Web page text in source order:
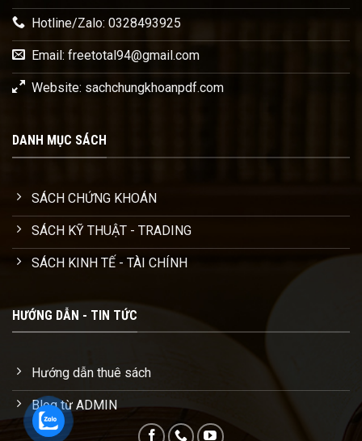
Hotline/Zalo: 0328493925
Email: freetotal94@gmail.com
Website: sachchungkhoanpdf.com
DANH MỤC SÁCH
SÁCH CHỨNG KHOÁN
SÁCH KỸ THUẬT - TRADING
SÁCH KINH TẾ - TÀI CHÍNH
HƯỚNG DẪN - TIN TỨC
Hướng dẫn thuê sách
Blog từ ADMIN